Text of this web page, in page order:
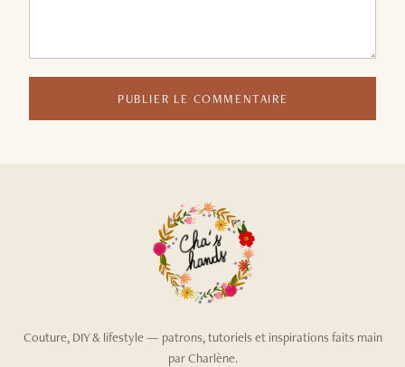
PUBLIER LE COMMENTAIRE
Couture, DIY & lifestyle — patrons, tutoriels et inspirations faits main
par Charlène.